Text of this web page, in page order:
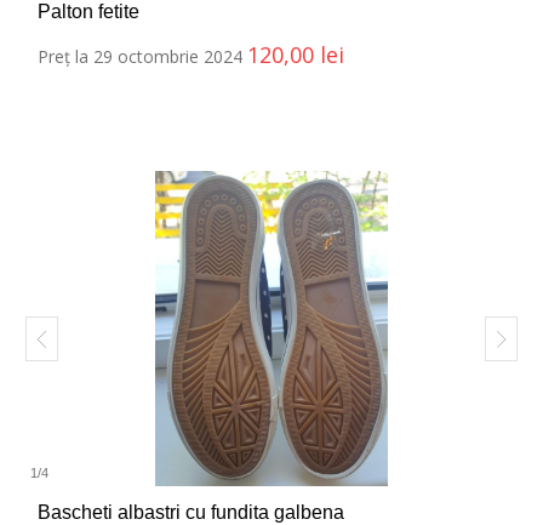
Palton fetite
Preț la 29 octombrie 2024 120,00 lei
1/4
Bascheti albastri cu fundita galbena